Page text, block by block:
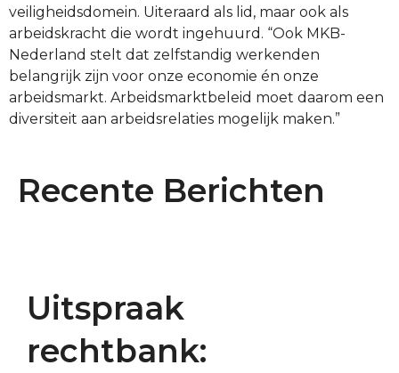
veiligheidsdomein. Uiteraard als lid, maar ook als
arbeidskracht die wordt ingehuurd. “Ook MKB-
Nederland stelt dat zelfstandig werkenden
belangrijk zijn voor onze economie én onze
arbeidsmarkt. Arbeidsmarktbeleid moet daarom een
diversiteit aan arbeidsrelaties mogelijk maken.”
Recente Berichten
Uitspraak
rechtbank: